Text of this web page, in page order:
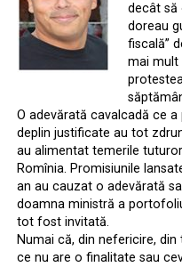
decât să
doreau
fiscală”
mai mult
O adevărată cavalcadă ce
deplin justificate au tot
au alimentat temerile
Romînia. Promisiunile
an au cauzat o adevărată
doamna ministră a
tot fost invitată.
Numai că, din nefericire,
ce nu are o finalitate sau